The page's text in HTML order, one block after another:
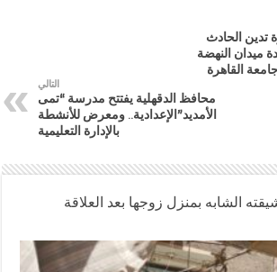
تدين الحادث
ميدان النهضة
القاهرة
التالي
محافظ الدقهلية يفتتح مدرسة “تمى
الأمديد”الإعدادية.. ومعرض للأنشطة
بالإدارة التعليمية
الشابه بمنزل زوجها بعد العلاقة